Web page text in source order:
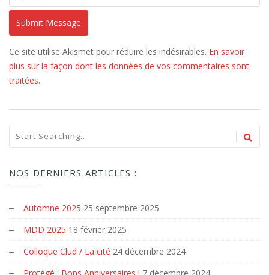
Ce site utilise Akismet pour réduire les indésirables. En savoir
plus sur la façon dont les données de vos commentaires sont
traitées.
NOS DERNIERS ARTICLES :
Automne 2025 25 septembre 2025
MDD 2025 18 février 2025
Colloque Clud / Laïcité 24 décembre 2024